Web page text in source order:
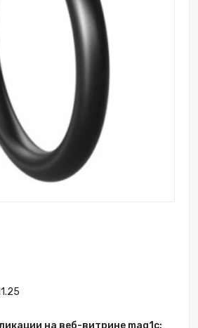
на веб-витрине mag1c: